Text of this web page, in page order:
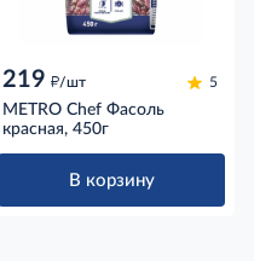
219 д/шт 5
METRO Chef Фасоль
красная, 450г
В корзину